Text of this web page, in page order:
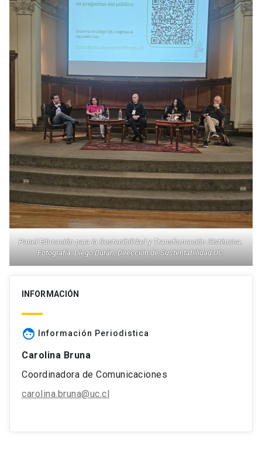
Panel Educación para la Sostenibilidad y Transformación Sistémica.
Fotografía: Diego Durán, Dirección de Sustentabilidad UC.
INFORMACIÓN
face Información Periodistica
Carolina Bruna
Coordinadora de Comunicaciones
carolina.bruna@uc.cl